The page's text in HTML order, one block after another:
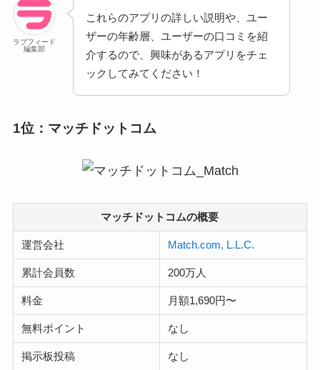
ラブフィード
編集部
これらのアプリの詳しい説明や、ユー
ザーの年齢層、ユーザーの口コミを紹
介するので、興味があるアプリをチェ
ックしてみてください！
1位：マッチドットコム
マッチドットコムの概要
運営会社 Match.com, L.L.C.
累計会員数 200万人
料金 月額1,690円〜
無料ポイント なし
掲示板投稿 なし